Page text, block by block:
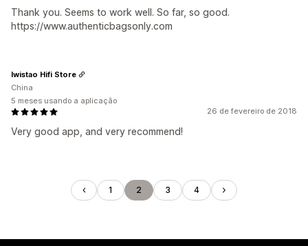
Thank you. Seems to work well. So far, so good.
https://www.authenticbagsonly.com
26 de fevereiro de 2018
Very good app, and very recommend!
Iwistao Hifi Store
China
5 meses usando a aplicação
1 2 3 4